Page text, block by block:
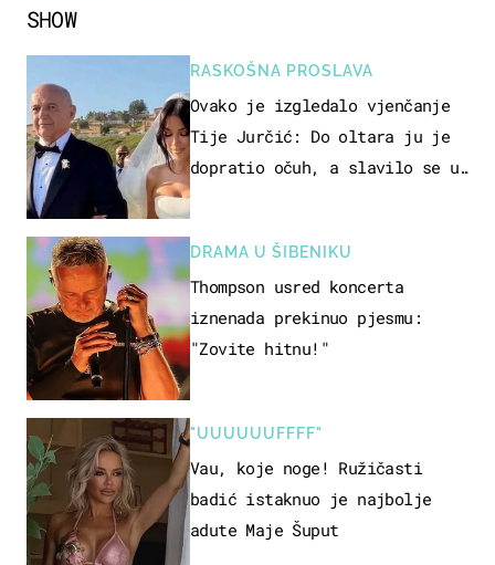
SHOW
RASKOŠNA PROSLAVA
Ovako je izgledalo vjenčanje
Tije Jurčić: Do oltara ju je
dopratio očuh, a slavilo se uz
DRAMA U ŠIBENIKU
Thompson usred koncerta
iznenada prekinuo pjesmu:
"Zovite hitnu!"
"UUUUUUFFFF"
Vau, koje noge! Ružičasti
badić istaknuo je najbolje
adute Maje Šuput